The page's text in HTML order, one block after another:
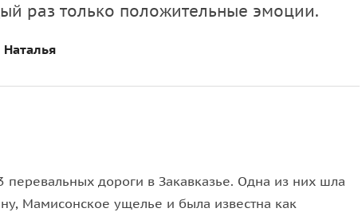
раз только положительные эмоции.
Наталья
дороги в Закавказье. Одна из них шла
Мамисонское ущелье и была известна как